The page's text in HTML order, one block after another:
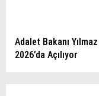
Adalet Bakanı
2026’da Açılıyor